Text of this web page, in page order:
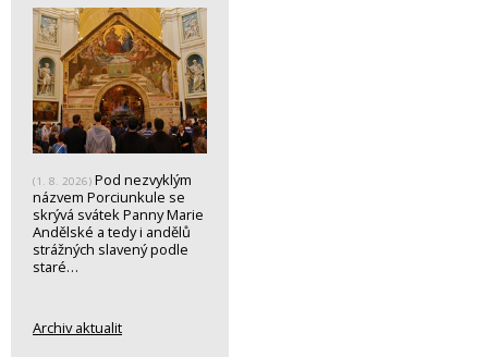
(1. 8. 2026) Pod nezvyklým
názvem Porciunkule se
skrývá svátek Panny Marie
Andělské a tedy i andělů
strážných slavený podle
staré…
Archiv aktualit